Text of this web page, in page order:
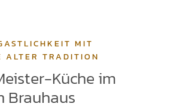
MIT
ALTER TRADITION
Küche im
Brauhaus